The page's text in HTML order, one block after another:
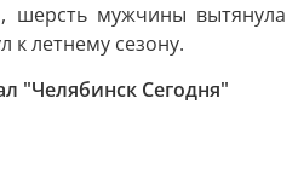
шерсть мужчины вытянула
к летнему сезону.
"Челябинск Сегодня"